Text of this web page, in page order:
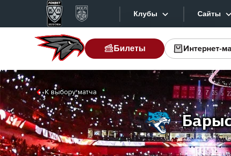
Клубы
Конференция «Запад»
Дивизион Боброва
СКА
Спартак
Торпедо
ХК Сочи
Сайты
Билеты Интернет-
К выбору матча